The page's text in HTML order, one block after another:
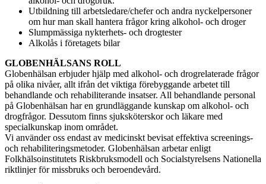
Utbildning till arbetsledare/chefer och andra nyckelpersoner
om hur man skall hantera frågor kring alkohol- och droger
Slumpmässiga nykterhets- och drogtester
Alkolås i företagets bilar
GLOBENHÄLSANS ROLL
Globenhälsan erbjuder hjälp med alkohol- och drogrelaterade frågor
på olika nivåer, allt ifrån det viktiga förebyggande arbetet till
behandlande och rehabiliterande insatser. All behandlande personal
på Globenhälsan har en grundläggande kunskap om alkohol- och
drogfrågor. Dessutom finns sjuksköterskor och läkare med
specialkunskap inom området.
Vi använder oss endast av medicinskt bevisat effektiva screenings-
och rehabiliteringsmetoder. Globenhälsan arbetar enligt
Folkhälsoinstitutets Riskbruksmodell och Socialstyrelsens Nationella
riktlinjer för missbruks och beroendevård.